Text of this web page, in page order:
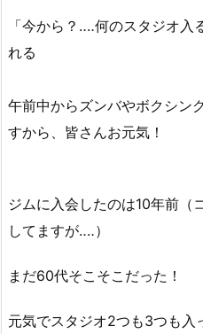
「今から？‥‥何のスタジオ
れる
午前中からズンバやボクシン
すから、皆さんお元気！
ジムに入会したのは10年前（
してますが‥‥）
まだ60代そこそこだった！
元気でスタジオ2つも3つも入